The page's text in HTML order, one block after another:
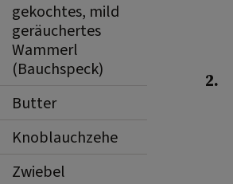
gekochtes, mild
geräuchertes
Wammerl
(Bauchspeck)
Butter
Knoblauchzehe
Zwiebel